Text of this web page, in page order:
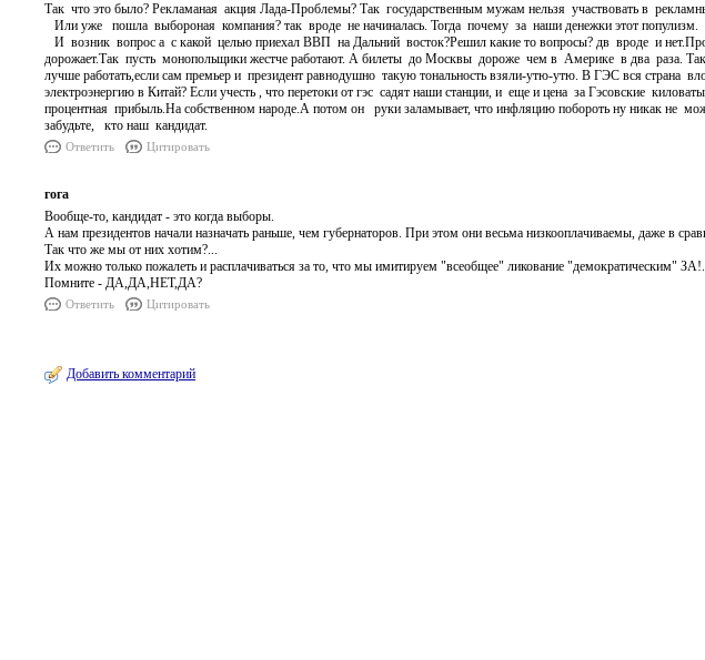
Так что это было? Рекламаная акция Лада-Проблемы? Так государственным мужам нельзя участвовать в
Или уже пошла выбороная компания? так вроде не начиналась. Тогда почему за наши денежки этот популизм.
И возник вопрос а с какой целью приехал ВВП на Дальний восток?Решил какие то вопросы? дв вроде и
дорожает.Так пусть монопольщики жестче работают. А билеты до Москвы дороже чем в Америке в два раза.
лучше работать,если сам премьер и президент равнодушно такую тональность взяли-утю-утю. В ГЭС вся
электроэнергию в Китай? Если учесть , что перетоки от гэс садят наши станции, и еще и цена за Гэсовские
процентная прибыль.На собственном народе.А потом он руки заламывает, что инфляцию побороть ну никак не
забудьте, кто наш кандидат.
Ответить Цитировать
гога
Вообще-то, кандидат - это когда выборы.
А нам президентов начали назначать раньше, чем губернаторов. При этом они весьма низкооплачиваемы, даже в
Так что же мы от них хотим?...
Их можно только пожалеть и расплачиваться за то, что мы имитируем "всеобщее" ликование "демократическим"
Помните - ДА,ДА,НЕТ,ДА?
Ответить Цитировать
Добавить комментарий